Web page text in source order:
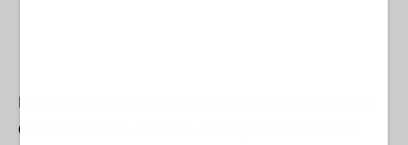
De acuerdo con la información que se desprende
de los informes oficiales, el sospechoso habría